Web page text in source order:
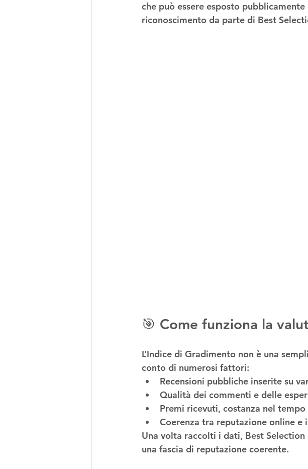
che può essere esposto
riconoscimento da parte di Best
🎯 Come funziona la
L’Indice di Gradimento non è una
conto di numerosi fattori:
Recensioni pubbliche inserite su
Qualità dei commenti e delle
Premi ricevuti, costanza nel
Coerenza tra reputazione online e
Una volta raccolti i dati, Best
una fascia di reputazione coerente.